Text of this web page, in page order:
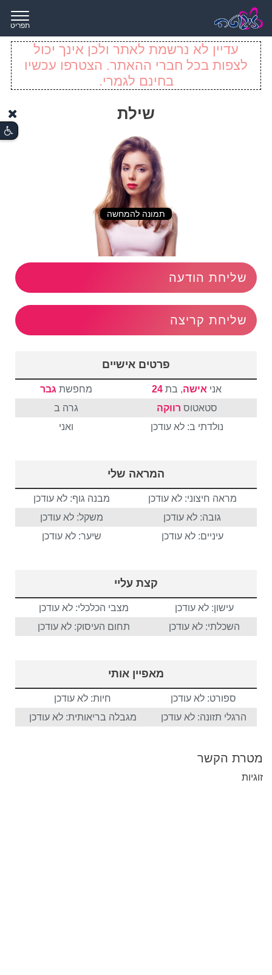
תפריט
עדיין לא נרשמת לאתר ולכן אינך יכול
לצפות בכל חברי ההאתר. הצטרפו עכשיו
בחינם לגמרי.
שילת
תמונה להמחשה
שליחת הודעה
שליחת קריצה
פרטים אישיים
אני אישה, בת 24 מחפשת גבר
סטאטוס רווקה
גרה ב
נולדתי ב: לא עודכן
ואני
המראה שלי
מראה חיצוני: לא עודכן
מבנה גוף: לא עודכן
גובה: לא עודכן
משקל: לא עודכן
עיניים: לא עודכן
שיער: לא עודכן
קצת עליי
עישון: לא עודכן
מצבי הכלכלי: לא עודכן
השכלתי: לא עודכן
תחום העיסוק: לא עודכן
מאפיין אותי
ספורט: לא עודכן
חיות: לא עודכן
הרגלי תזונה: לא עודכן
מגבלה בריאותית: לא עודכן
מטרת הקשר
זוגיות